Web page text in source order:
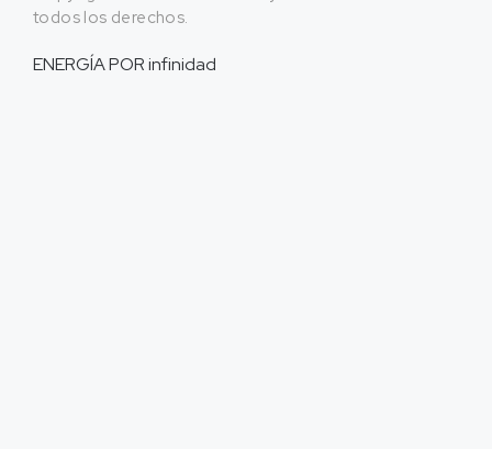
todos los derechos.
ENERGÍA PORinfinidad